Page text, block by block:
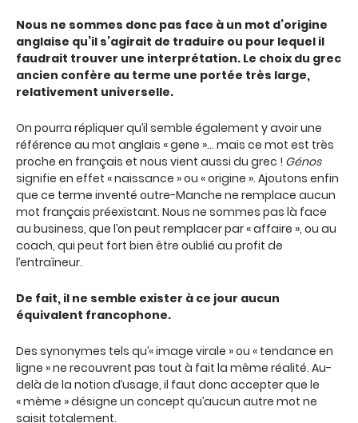
Nous ne sommes donc pas face à un mot d’origine
anglaise qu’il s’agirait de traduire ou pour lequel il
faudrait trouver une interprétation. Le choix du grec
ancien confère au terme une portée très large,
relativement universelle.
On pourra répliquer qu’il semble également y avoir une
référence au mot anglais « gene »… mais ce mot est très
proche en français et nous vient aussi du grec ! Génos
signifie en effet « naissance » ou « origine ». Ajoutons enfin
que ce terme inventé outre-Manche ne remplace aucun
mot français préexistant. Nous ne sommes pas là face
au business, que l’on peut remplacer par « affaire », ou au
coach, qui peut fort bien être oublié au profit de
l’entraîneur.
De fait, il ne semble exister à ce jour aucun
équivalent francophone.
Des synonymes tels qu’« image virale » ou « tendance en
ligne » ne recouvrent pas tout à fait la même réalité. Au-
delà de la notion d’usage, il faut donc accepter que le
« mème » désigne un concept qu’aucun autre mot ne
saisit totalement.